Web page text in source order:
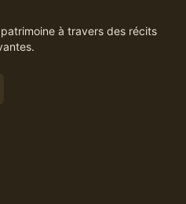
à travers des récits